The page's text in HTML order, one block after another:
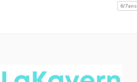
6/7ans